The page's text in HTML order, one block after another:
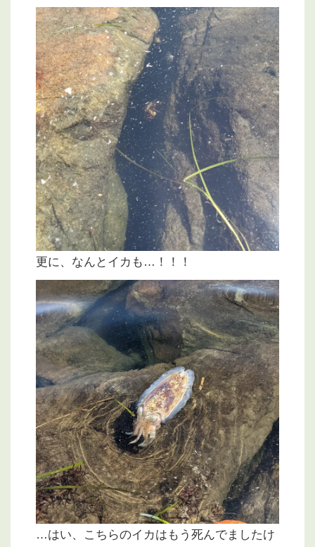
更に、なんとイカも…！！！
…はい、こちらのイカはもう死んでましたけ